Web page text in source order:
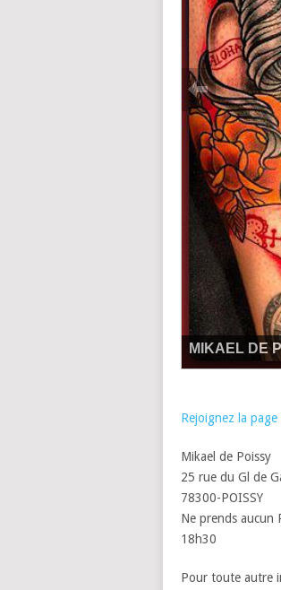
MIKAEL DE
Rejoignez la
Mikael de Poissy
25 rue du Gl de
78300-POISSY
Ne prends aucun
18h30
Pour toute autre